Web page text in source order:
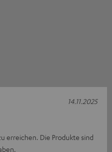
erreichen. Die Produkte sind
14.11.2025